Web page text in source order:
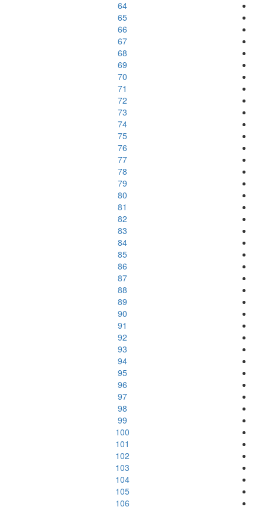
64
65
66
67
68
69
70
71
72
73
74
75
76
77
78
79
80
81
82
83
84
85
86
87
88
89
90
91
92
93
94
95
96
97
98
99
100
101
102
103
104
105
106